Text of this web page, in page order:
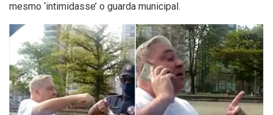
mesmo ‘intimidasse’ o guarda municipal.